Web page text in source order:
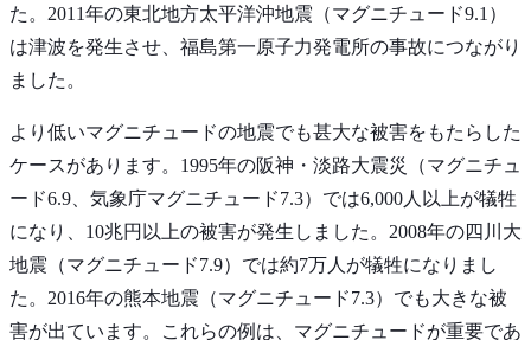
た。2011年の東北地方太平洋沖地震（マグニチュード9.1）
は津波を発生させ、福島第一原子力発電所の事故につながり
ました。
より低いマグニチュードの地震でも甚大な被害をもたらした
ケースがあります。1995年の阪神・淡路大震災（マグニチュ
ード6.9、気象庁マグニチュード7.3）では6,000人以上が犠牲
になり、10兆円以上の被害が発生しました。2008年の四川大
地震（マグニチュード7.9）では約7万人が犠牲になりまし
た。2016年の熊本地震（マグニチュード7.3）でも大きな被
害が出ています。これらの例は、マグニチュードが重要であ